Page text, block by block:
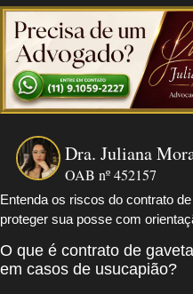
Dra. Juliana
OAB nº 452157
Entenda os riscos do contrato
proteger sua posse com
O que é contrato de
em casos de usucapião?